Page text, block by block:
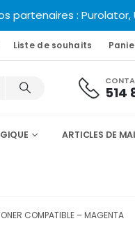
: Purolator,
Liste de souhaits
514
ARTICLES DE
COMPATIBLE – MAGENTA